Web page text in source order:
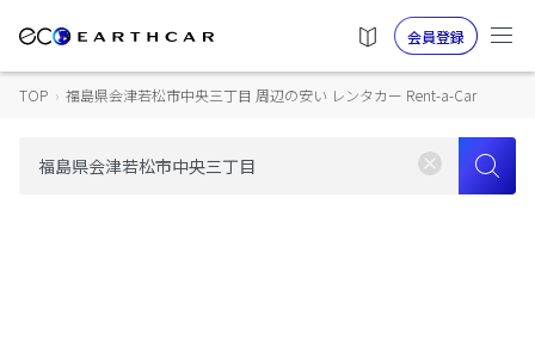
会員登録
TOP › 福島県会津若松市中央三丁目 周辺の安い レンタカー Rent-a-Car